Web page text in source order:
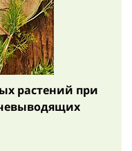
растений при